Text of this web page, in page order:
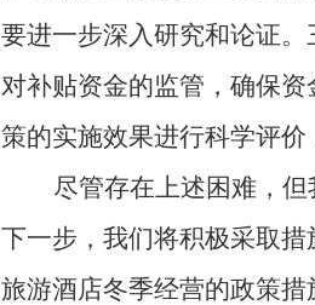
要进一步深入研究和论证
对补贴资金的监管，确保
策的实施效果进行科学评价
尽管存在上述困难，
下一步，我们将积极采取
旅游酒店冬季经营的政策